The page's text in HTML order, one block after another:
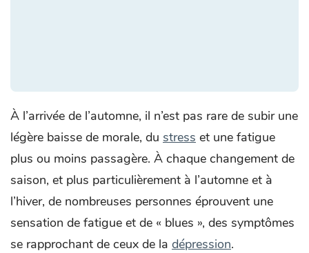
À l’arrivée de l’automne, il n’est pas rare de subir une
légère baisse de morale, du stress et une fatigue
plus ou moins passagère. À chaque changement de
saison, et plus particulièrement à l’automne et à
l’hiver, de nombreuses personnes éprouvent une
sensation de fatigue et de « blues », des symptômes
se rapprochant de ceux de la dépression.